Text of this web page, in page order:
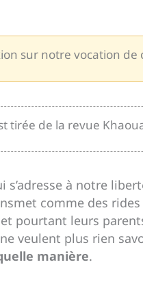
sur notre vocation
tirée de la revue
s’adresse à notre
comme des
pourtant leurs
veulent plus rien
manière.